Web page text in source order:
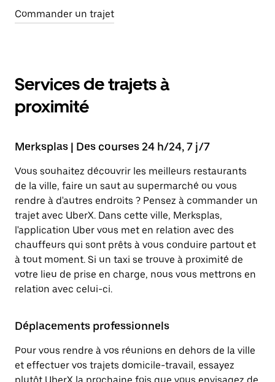
Commander un trajet
Services de trajets à
proximité
Merksplas | Des courses 24 h/24, 7 j/7
Vous souhaitez découvrir les meilleurs restaurants
de la ville, faire un saut au supermarché ou vous
rendre à d'autres endroits ? Pensez à commander un
trajet avec UberX. Dans cette ville, Merksplas,
l'application Uber vous met en relation avec des
chauffeurs qui sont prêts à vous conduire partout et
à tout moment. Si un taxi se trouve à proximité de
votre lieu de prise en charge, nous vous mettrons en
relation avec celui-ci.
Déplacements professionnels
Pour vous rendre à vos réunions en dehors de la ville
et effectuer vos trajets domicile-travail, essayez